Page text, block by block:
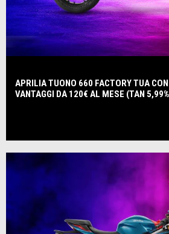
APRILIA TUONO 660 FACTORY TUA
VANTAGGI DA 120€ AL MESE (TAN